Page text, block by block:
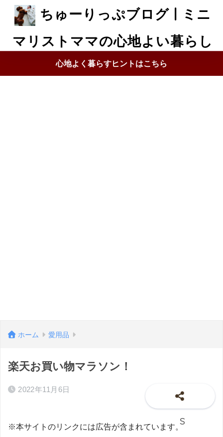
ちゅーりっぷブログ | ミニ
マリストママの心地よい暮らし
心地よく暮らすヒントはこちら
ホーム 愛用品
楽天お買い物マラソン！
2022年11月6日
※本サイトのリンクには広告が含まれています。